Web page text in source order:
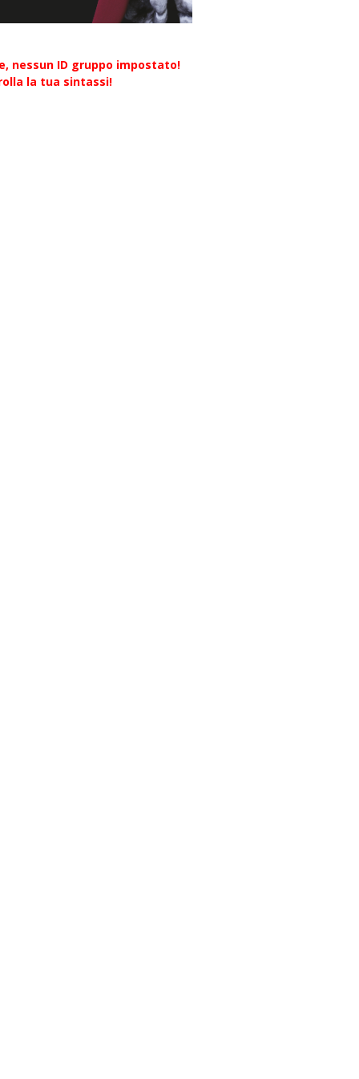
nessun ID gruppo impostato!
la tua sintassi!